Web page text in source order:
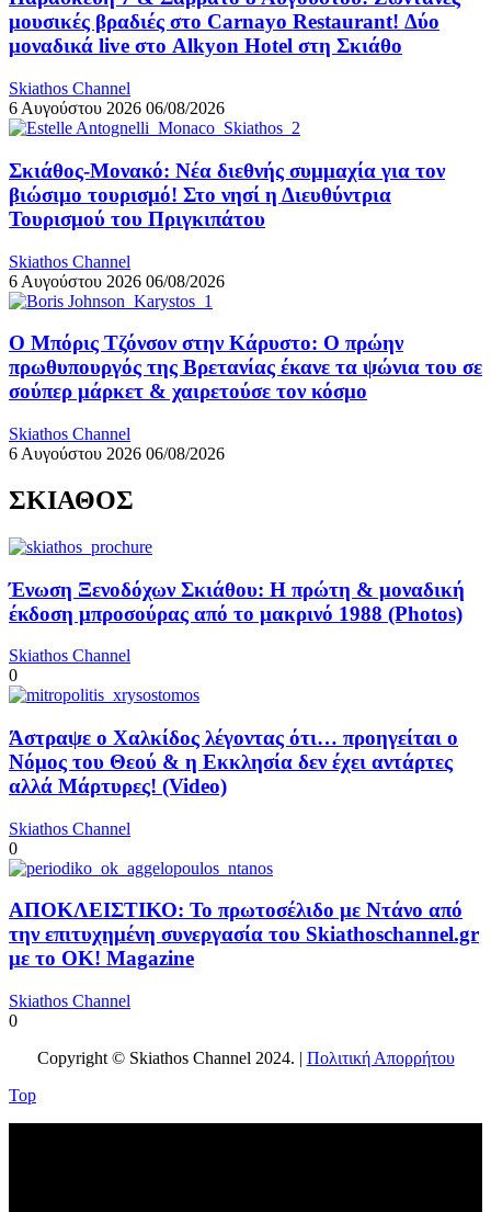
μουσικές βραδιές στο Carnayo Restaurant! Δύο
μοναδικά live στο Alkyon Hotel στη Σκιάθο
Skiathos Channel
6 Αυγούστου 2026 06/08/2026
Σκιάθος-Μονακό: Νέα διεθνής συμμαχία για τον
βιώσιμο τουρισμό! Στο νησί η Διευθύντρια
Τουρισμού του Πριγκιπάτου
Skiathos Channel
6 Αυγούστου 2026 06/08/2026
Ο Μπόρις Τζόνσον στην Κάρυστο: Ο πρώην
πρωθυπουργός της Βρετανίας έκανε τα ψώνια του σε
σούπερ μάρκετ & χαιρετούσε τον κόσμο
Skiathos Channel
6 Αυγούστου 2026 06/08/2026
ΣΚΙΑΘΟΣ
Ένωση Ξενοδόχων Σκιάθου: Η πρώτη & μοναδική
έκδοση μπροσούρας από το μακρινό 1988 (Photos)
Skiathos Channel
0
Άστραψε ο Χαλκίδος λέγοντας ότι… προηγείται ο
Νόμος του Θεού & η Εκκλησία δεν έχει αντάρτες
αλλά Μάρτυρες! (Video)
Skiathos Channel
0
ΑΠΟΚΛΕΙΣΤΙΚΟ: Το πρωτοσέλιδο με Ντάνο από
την επιτυχημένη συνεργασία του Skiathoschannel.gr
με το OK! Magazine
Skiathos Channel
0
Copyright © Skiathos Channel 2024. | Πολιτική Απορρήτου
Top